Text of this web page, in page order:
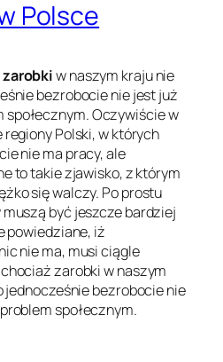
Polsce
zarobkiw naszym kraju nie
bezrobocie nie jest już
społecznym. Oczywiście w
Polski, w których
nie ma pracy, ale
to takie zjawisko, z którym
się walczy. Po prostu
być jeszcze bardziej
powiedziane, iż
nie ma, musi ciągle
zarobki w naszym
jednocześnie bezrobocie nie
społecznym.